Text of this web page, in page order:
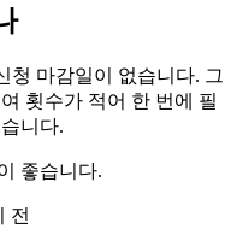
청 마감일이 없습니다. 그
횟수가 적어 한 번에 필
니다.
좋습니다.
전